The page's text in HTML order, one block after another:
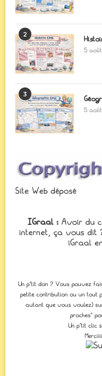
2
5
3
5
Site Web déposé
IGraal : Avoir du
internet, ça vous dit
iGraal
Un p'tit don ? Vous pouvez
petite contribution ou un tout
autant que vous voulez)
proches"
Un p'tit clic